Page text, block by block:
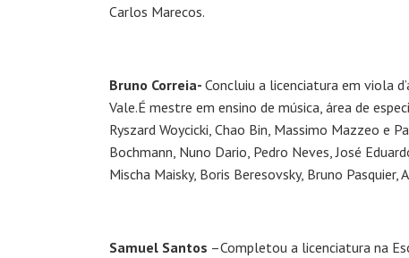
Carlos Marecos.
Bruno Correia- Concluiu a licenciatura em viola
Vale.É mestre em ensino de música, área de
Ryszard Woycicki, Chao Bin, Massimo Mazzeo e
Bochmann, Nuno Dario, Pedro Neves, José
Mischa Maisky, Boris Beresovsky, Bruno
Samuel Santos –Completou a licenciatura na